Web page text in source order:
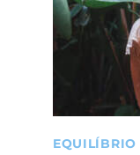
EQUILÍBRIO